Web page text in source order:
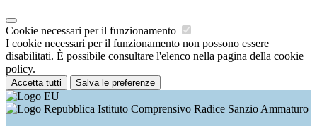
Cookie necessari per il funzionamento
I cookie necessari per il funzionamento non possono essere
disabilitati. È possibile consultare l'elenco nella pagina della cookie
policy.
Accetta tutti Salva le preferenze
Istituto Comprensivo Radice Sanzio Ammaturo